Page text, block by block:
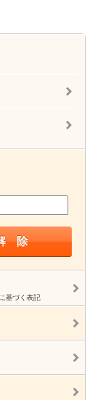
基づく表記